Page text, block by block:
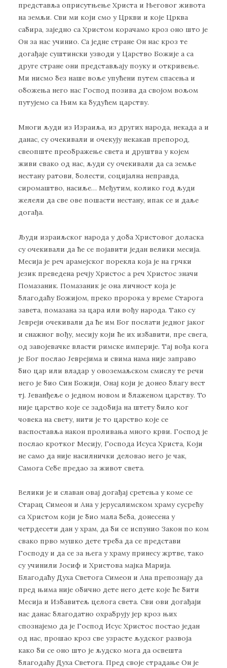
представља оприсутњење Христа и Његовог живота
на земљи. Сви ми који смо у Цркви и које Црква
сабира, заједно са Христом корачамо кроз оно што је
Он за нас учинио. Са једне стране Он нас кроз те
догађаје суштински узводи у Царство Божије а са
друге стране они представљају поуку и откривење.
Ми нисмо без наше воље упућени путем спасења и
обожења него нас Господ позива да својом вољом
путујемо са Њим ка будућем царству.
Многи људи из Израиља, из других народа, некада а и
данас, су очекивали и очекују некакав препород,
свеопште преображење света и друштва у којем
живи свако од нас, људи су очекивали да са земље
нестану ратови, болести, социјална неправда,
сиромаштво, насиље… Међутим, колико год људи
желели да све ове пошасти нестану, ипак се и даље
догађа.
Људи израиљског народа у доба Христовог доласка
су очекивали да ће се појавити један велики месија.
Месија је реч арамејског порекла која је на грчки
језик преведена речју Христос а реч Христос значи
Помазаник. Помазаник је она личност која је
благодаћу Божијом, преко пророка у време Старога
завета, помазана за цара или вођу народа. Тако су
Јевреји очекивали да ће им Бог послати једног јаког
и снажног вођу, месију који ће их избавити, пре свега,
од завојевачке власти римске империје. Тај вођа кога
је Бог послао Јеврејима и свима нама није заправо
био цар или владар у овоземаљском смислу те речи
него је био Син Божији, Онај који је донео благу вест
тј. Јеванђеље о једном новом и блаженом царству. То
није царство које се задобија на штету било ког
човека на свету, нити је то царство које се
васпоставља након проливања много крви. Господ је
послао кротког Месију, Господа Исуса Христа, Који
не само да није насилнички деловао него је чак,
Самога Себе предао за живот света.
Велики је и славан овај догађај сретења у коме се
Старац Симеон и Ана у јерусалимском храму сусрећу
са Христом који је био мала беба, донесена у
четрдесети дан у храм, да би се испунио Закон по ком
свако прво мушко дете треба да се представи
Господу и да се за њега у храму принесу жртве, тако
су учинили Јосиф и Христова мајка Марија.
Благодаћу Духа Светога Симеон и Ана препознају да
пред њима није обично дете него дете које ће бити
Месија и Избавитељ целога света. Сви ови догађаји
нас данас благодатно охрабрују јер кроз њих
спознајемо да је Господ Исус Христос постао један
од нас, прошао кроз све узрасте људског развоја
како би се оно што је људско мога да освешта
благодаћу Духа Светога. Пред своје страдање Он је